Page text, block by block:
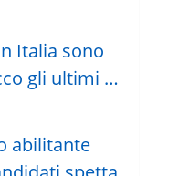
Italia sono
gli ultimi …